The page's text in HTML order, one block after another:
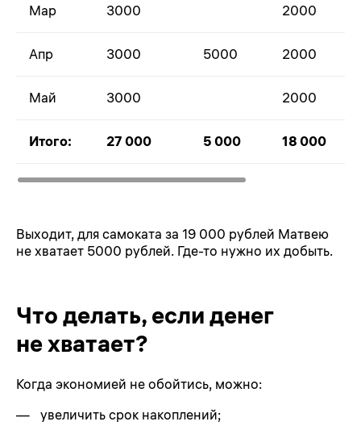
Мар 3000 2000
Апр 3000 5000 2000
Май 3000 2000
Итого: 27 000 5 000 18 000
Выходит, для самоката за 19 000 рублей Матвею
не хватает 5000 рублей. Где-то нужно их добыть.
Что делать, если денег
не хватает?
Когда экономией не обойтись, можно:
увеличить срок накоплений;